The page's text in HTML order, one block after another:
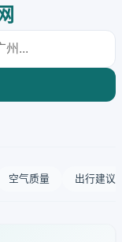
空气质量 出行建议